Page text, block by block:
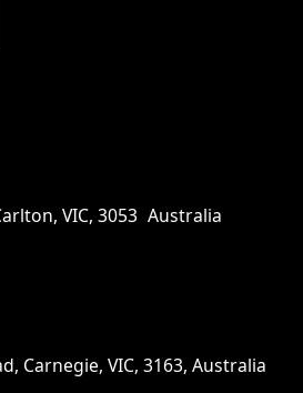
VIC, 3053 Australia
Carnegie, VIC, 3163, Australia